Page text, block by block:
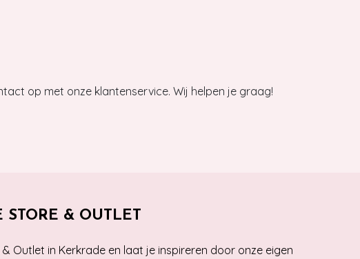
op met onze klantenservice. Wij helpen je graag!
STORE & OUTLET
Outlet in Kerkrade en laat je inspireren door onze eigen